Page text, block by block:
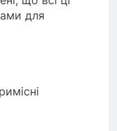
для